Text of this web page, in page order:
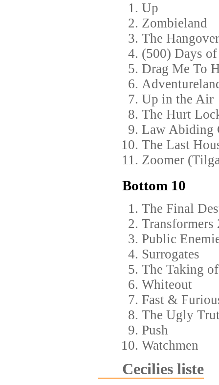
Up
Zombieland
The Hangover
(500) Days
Drag Me To
Up in the Air
The Hurt
Law Abiding
The Last
Zoomer
Bottom 10
The Final
Transformers
Public
Surrogates
The Taking
Whiteout
Fast &
The Ugly
Push
Watchmen
Cecilies liste